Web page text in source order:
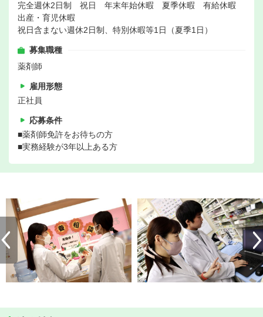
完全週休2日制 祝日 年末年始休暇 夏季休暇 有給休暇
出産・育児休暇
祝日含まない週休2日制、特別休暇等1日（夏季1日）
募集職種
薬剤師
雇用形態
正社員
応募条件
■薬剤師免許をお待ちの方
■実務経験が3年以上ある方